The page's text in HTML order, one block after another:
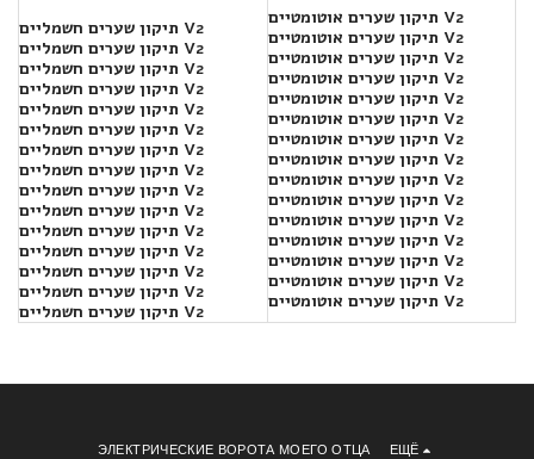
תיקון שערים חשמליים V2
תיקון שערים חשמליים V2
תיקון שערים חשמליים V2
תיקון שערים חשמליים V2
תיקון שערים חשמליים V2
תיקון שערים חשמליים V2
תיקון שערים חשמליים V2
תיקון שערים חשמליים V2
תיקון שערים חשמליים V2
תיקון שערים חשמליים V2
תיקון שערים חשמליים V2
תיקון שערים חשמליים V2
תיקון שערים חשמליים V2
תיקון שערים חשמליים V2
תיקון שערים חשמליים V2
תיקון שערים אוטומטיים V2
תיקון שערים אוטומטיים V2
תיקון שערים אוטומטיים V2
תיקון שערים אוטומטיים V2
תיקון שערים אוטומטיים V2
תיקון שערים אוטומטיים V2
תיקון שערים אוטומטיים V2
תיקון שערים אוטומטיים V2
תיקון שערים אוטומטיים V2
תיקון שערים אוטומטיים V2
תיקון שערים אוטומטיים V2
תיקון שערים אוטומטיים V2
תיקון שערים אוטומטיים V2
תיקון שערים אוטומטיים V2
תיקון שערים אוטומטיים V2
ЭЛЕКТРИЧЕСКИЕ ВОРОТА МОЕГО ОТЦА ЕЩЁ